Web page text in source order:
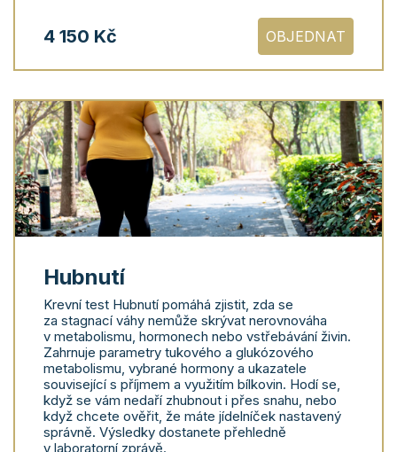
4 150 Kč OBJEDNAT
Hubnutí
Krevní test Hubnutí pomáhá zjistit, zda se
za stagnací váhy nemůže skrývat nerovnováha
v metabolismu, hormonech nebo vstřebávání živin.
Zahrnuje parametry tukového a glukózového
metabolismu, vybrané hormony a ukazatele
související s příjmem a využitím bílkovin. Hodí se,
když se vám nedaří zhubnout i přes snahu, nebo
když chcete ověřit, že máte jídelníček nastavený
správně. Výsledky dostanete přehledně
v laboratorní zprávě.